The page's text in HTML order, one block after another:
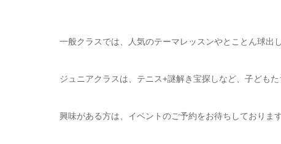
一般クラスでは、人気のテーマレッスンやとことん球
ジュニアクラスは、テニス+謎解き宝探しなど、子ども
興味がある方は、イベントのご予約をお待ちしております